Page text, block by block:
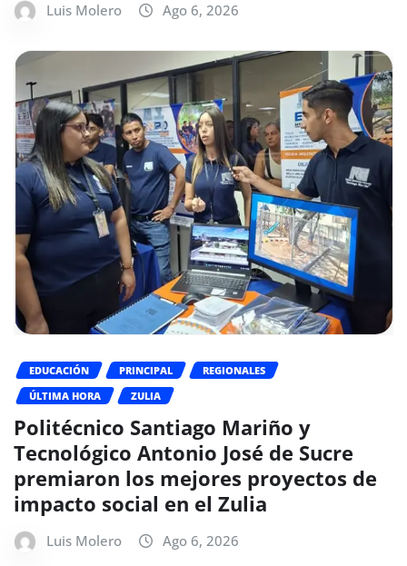
Luis Molero Ago 6, 2026
EDUCACIÓN PRINCIPAL
REGIONALES
ÚLTIMA HORA
ZULIA
Politécnico Santiago Mariño y
Tecnológico Antonio José de Sucre
premiaron los mejores proyectos de
impacto social en el Zulia
Luis Molero Ago 6, 2026